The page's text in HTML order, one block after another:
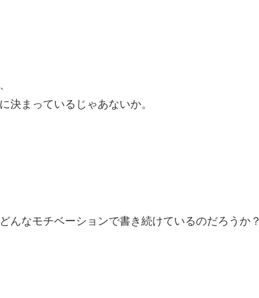
決まっているじゃあないか。
んなモチベーションで書き続けているのだろうか？